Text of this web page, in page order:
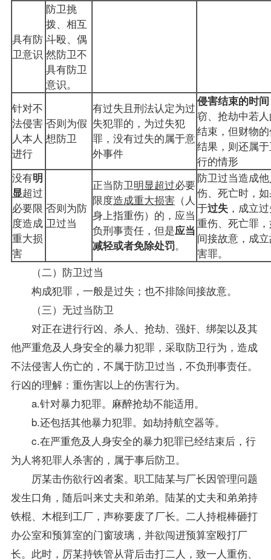
具有防
卫意识
防卫挑
拨、相互
斗殴、偶
然防卫不
具有防卫
意识。
针对不
法侵害
人本人
进行
否则为假
想防卫
有过失且刑法认定为过
失犯罪的，为过失犯
罪，没有过失的属于意
外事件
侵害结束的时间
窃、抢劫中若
结束，但财物
结果，则还属
行的情形
没有明
显超过
必要限
度造成
重大损
害
否则为防
卫过当
正当防卫明显超过必要
限度造成重大损害 （人
身上指重伤）的，应当
负刑事责任，但是应当
减轻或者免除处罚。
防卫过当造成
伤、死亡时，
于过失，成立
重伤、死亡罪
间接故意，成
害罪。
（二）防卫过当
构成犯罪，一般是过失；也不排除间接故意。
（三）无过当防卫
对正在进行行凶、杀人、抢劫、强奸、绑架以及其
他严重危及人身安全的暴力犯罪，采取防卫行为，造成
不法侵害人伤亡的，不属于防卫过当，不负刑事责任。
行凶的理解：重伤害以上的伤害行为。
a.针对暴力犯罪。麻醉抢劫不能适用。
b.还包括其他暴力犯罪。如劫持航空器等。
c.在严重危及人身安全的暴力犯罪已经结束后，行
为人将犯罪人杀害的，属于事后防卫。
厉某击伤欲行凶者案。职工陆某与厂长因管理问题
发生口角，随后叫来丈夫和弟弟。陆某的丈夫和弟弟持
铁棍、木棍到工厂，声称要废了厂长。二人持棍棒砸打
办公室和预算室的门窗玻璃，并欲闯进预算室殴打厂
长。此时，厉某持铁管从背后击打二人，致一人重伤、